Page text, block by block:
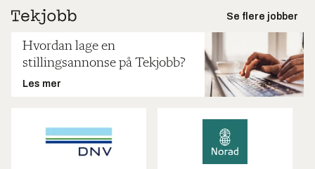
Se flere jobber
Hvordan lage en
stillingsannonse på Tekjobb?
Les mer